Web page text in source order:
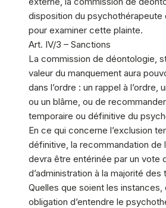
disposition du psychothérapeute
pour examiner cette plainte.
Art. IV/3 – Sanctions
La commission de déontologie,
valeur du manquement aura
dans l’ordre : un rappel à l’ordre,
ou un blâme, ou de
temporaire ou définitive du
En ce qui concerne l’exclusion
définitive, la recommandation de
devra être entérinée par un vote
d’administration à la majorité des
Quelles que soient les instances,
obligation d’entendre le